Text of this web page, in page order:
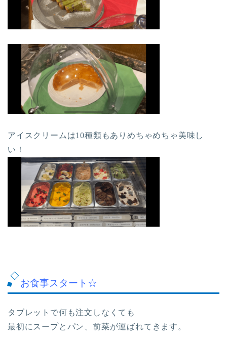
アイスクリームは10種類もありめちゃめちゃ美味し
い！
お食事スタート☆
タブレットで何も注文しなくても
最初にスープとパン、前菜が運ばれてきます。